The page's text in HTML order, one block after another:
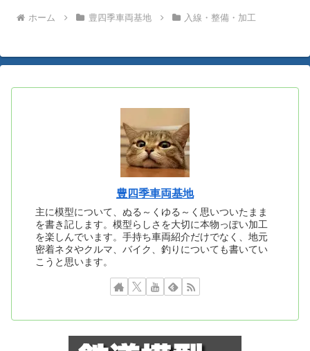
ホーム 豊四季車両基地 入線・整備・加工
豊四季車両基地
主に模型について、ぬる～くゆる～く思いついたまま
を書き記します。模型らしさを大切に本物っぽい加工
を楽しんでいます。手持ち車両紹介だけでなく、地元
密着ネタやクルマ、バイク、釣りについても書いてい
こうと思います。